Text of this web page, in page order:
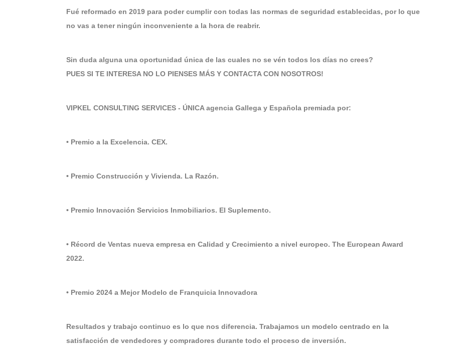
Fué reformado en 2019 para poder cumplir con todas las normas de seguridad establecidas, por lo que
no vas a tener ningún inconveniente a la hora de reabrir.
Sin duda alguna una oportunidad única de las cuales no se vén todos los días no crees?
PUES SI TE INTERESA NO LO PIENSES MÁS Y CONTACTA CON NOSOTROS!
VIPKEL CONSULTING SERVICES - ÚNICA agencia Gallega y Española premiada por:
• Premio a la Excelencia. CEX.
• Premio Construcción y Vivienda. La Razón.
• Premio Innovación Servicios Inmobiliarios. El Suplemento.
• Récord de Ventas nueva empresa en Calidad y Crecimiento a nivel europeo. The European Award
2022.
• Premio 2024 a Mejor Modelo de Franquicia Innovadora
Resultados y trabajo continuo es lo que nos diferencia. Trabajamos un modelo centrado en la
satisfacción de vendedores y compradores durante todo el proceso de inversión.